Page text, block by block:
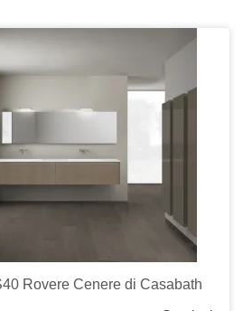
Rovere Cenere di Casabath